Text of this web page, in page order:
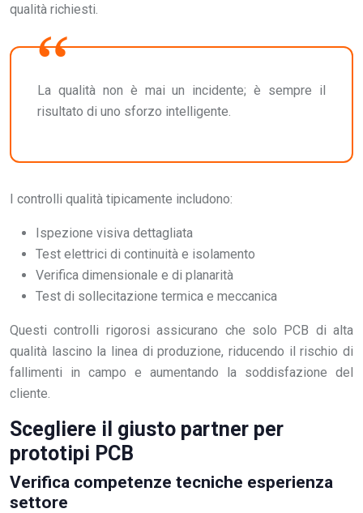
qualità richiesti.
La qualità non è mai un incidente; è sempre il
risultato di uno sforzo intelligente.
I controlli qualità tipicamente includono:
Ispezione visiva dettagliata
Test elettrici di continuità e isolamento
Verifica dimensionale e di planarità
Test di sollecitazione termica e meccanica
Questi controlli rigorosi assicurano che solo PCB di alta
qualità lascino la linea di produzione, riducendo il rischio di
fallimenti in campo e aumentando la soddisfazione del
cliente.
Scegliere il giusto partner per
prototipi PCB
Verifica competenze tecniche esperienza
settore